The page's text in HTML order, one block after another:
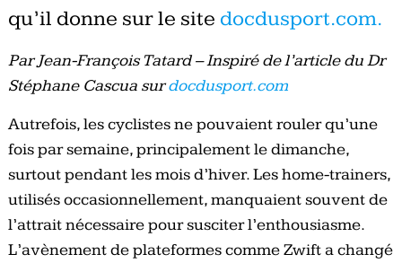
qu’il donne sur le site docdusport.com.
Par Jean-François Tatard – Inspiré de l’article du Dr
Stéphane Cascua surdocdusport.com
Autrefois, les cyclistes ne pouvaient rouler qu’une
fois par semaine, principalement le dimanche,
surtout pendant les mois d’hiver. Les home-trainers,
utilisés occasionnellement, manquaient souvent de
l’attrait nécessaire pour susciter l’enthousiasme.
L’avènement de plateformes comme Zwift a changé